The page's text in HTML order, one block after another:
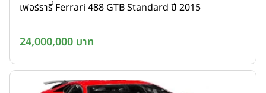
เฟอร์รารี่ Ferrari 488 GTB Standard ปี 2015
24,000,000 บาท